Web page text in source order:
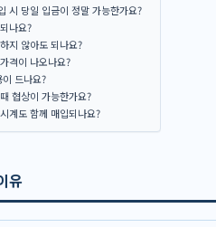
시 당일 입금이 정말 가능한가요?
나요?
지 않아도 되나요?
격이 나오나요?
드나요?
협상이 가능한가요?
계도 함께 매입되나요?
유